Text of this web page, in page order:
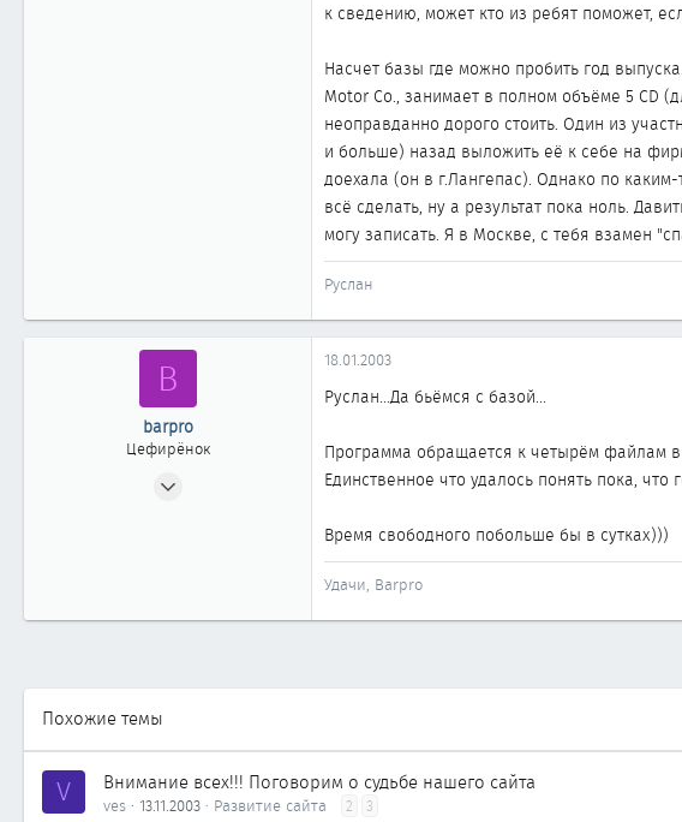
к сведению, может кто из ребят поможет,
Насчет базы где можно пробить год
Motor Co., занимает в полном объёме 5 CD
неоправданно дорого стоить. Один из
и больше) назад выложить её к себе на
доехала (он в г.Лангепас). Однако по
всё сделать, ну а результат пока ноль.
могу записать. Я в Москве, с тебя взамен
Руслан
B
barpro
Цефирёнок
18.01.2003
Руслан...Да бьёмся с базой...
Программа обращается к четырём файлам
Единственное что удалось понять пока, что
Время свободного побольше бы в сутках)))
Удачи, Barpro
Похожие темы
V Внимание всех!!! Поговорим о судьбе нашего сайта
ves 13.11.2003 Развитие сайта 2 3